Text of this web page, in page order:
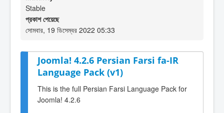
Stable
প্রকাশ পেয়েছে
সোমবার, 19 ডিসেম্বর 2022 05:33
Joomla! 4.2.6 Persian Farsi fa-IR
Language Pack (v1)
This is the full Persian Farsi Language Pack for
Joomla! 4.2.6